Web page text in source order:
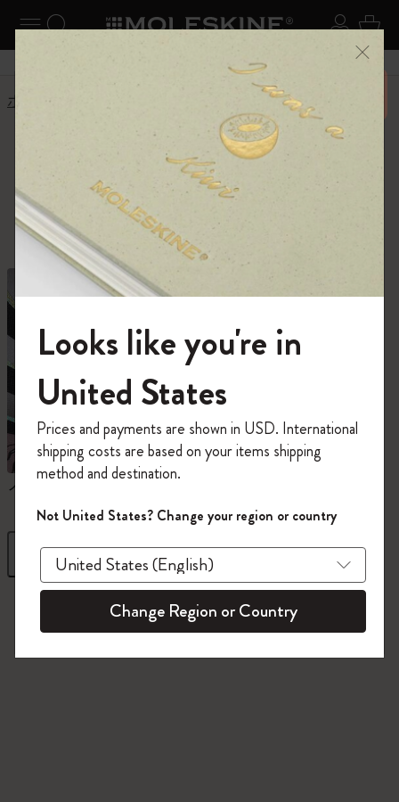
ナビゲーションの切替 ログ
検索 (キーワードなど) カ
6,500円以上のご購入で送料無料 メニ
ーを閉じる
ホーム
ショップ
創作活動に必要なすべて。
ノートブック
フィルター 並び替え
845 プロダクツ
モレスキンの世界へようこそ
「WELCOME10」を入力すると、初回注
文が10%オフ＋送料無料になります。セ
ール・アウトレット品は適用外。
Moleskineアカウントを作成して限定オフ
ァーや会員特典、さらに多くのインスピ
レーションを手に入れましょう。
今すぐ会員登録 !
Looks like you're in
United States
Prices and payments are shown in USD. International
shipping costs are based on your items shipping
method and destination.
Not United States? Change your region or country
Change Region or Country